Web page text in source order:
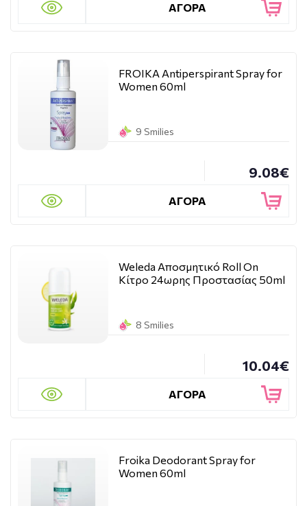
ΑΓΟΡΑ
FROIKA Antiperspirant Spray for
Women 60ml
9 Smilies
9.08€
ΑΓΟΡΑ
Weleda Αποσμητικό Roll On
Κίτρο 24ωρης Προστασίας 50ml
8 Smilies
10.04€
ΑΓΟΡΑ
Froika Deodorant Spray for
Women 60ml